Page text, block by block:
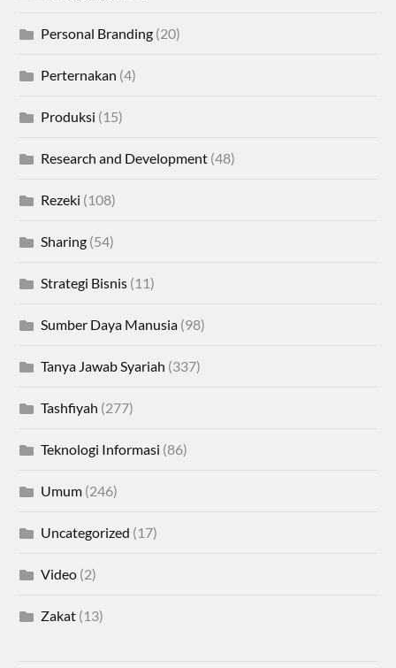
Personal Branding (20)
Perternakan (4)
Produksi (15)
Research and Development (48)
Rezeki (108)
Sharing (54)
Strategi Bisnis (11)
Sumber Daya Manusia (98)
Tanya Jawab Syariah (337)
Tashfiyah (277)
Teknologi Informasi (86)
Umum (246)
Uncategorized (17)
Video (2)
Zakat (13)